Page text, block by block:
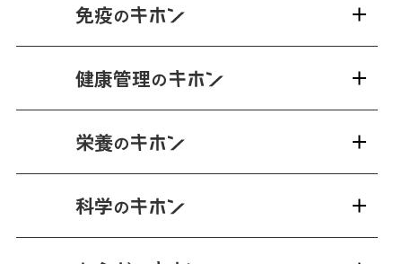
免疫の
健康管理の
栄養の
科学の